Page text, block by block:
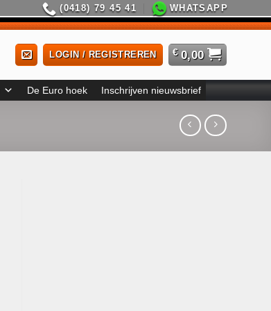
(0418) 79 45 41 WHATSAPP
LOGIN / REGISTREREN € 0,00
De Euro hoek Inschrijven nieuwsbrief